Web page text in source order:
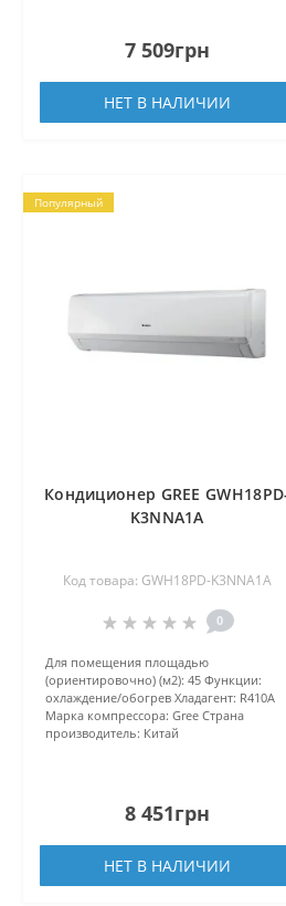
7 509грн
НЕТ В НАЛИЧИИ
Популярный
Кондиционер GREE
K3NNA1A
Код товара: GWH18PD-K3NNA1A
0
Для помещения площадью
(ориентировочно) (м2): 45 Функции:
охлаждение/обогрев Хладагент: R410А
Марка компрессора: Gree Страна
производитель: Китай
8 451грн
НЕТ В НАЛИЧИИ